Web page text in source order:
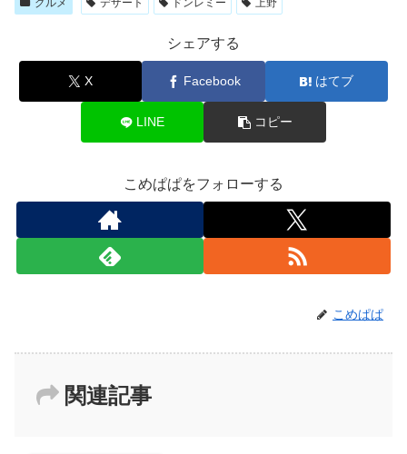
グルメ デザート ドンレミー 上野
シェアする
X Facebook はてブ
LINE コピー
こめぱぱをフォローする
こめぱぱ
関連記事